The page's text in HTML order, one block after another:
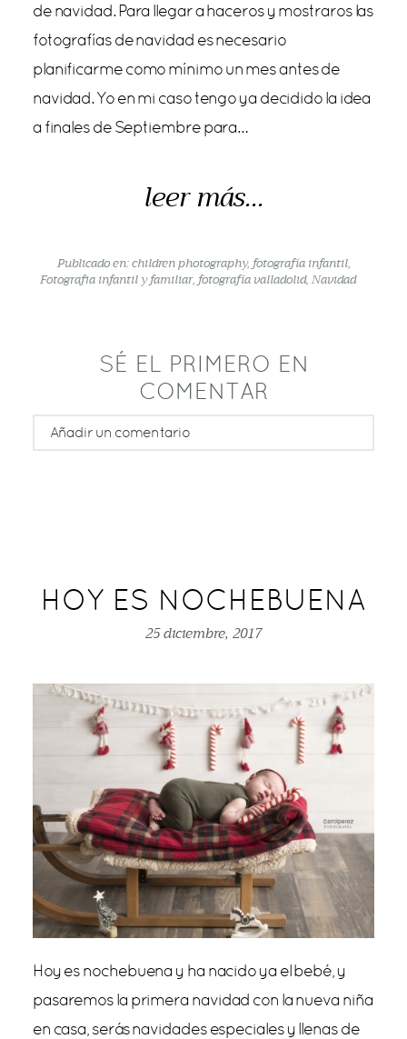
de navidad. Para llegar a haceros y mostraros las
fotografías de navidad es necesario
planificarme como mínimo un mes antes de
navidad. Yo en mi caso tengo ya decidido la idea
a finales de Septiembre para…
leer más...
Publicado en:children photography,fotografía infantil,
Fotografia infantil y familiar,fotografía valladolid,Navidad
SÉ EL PRIMERO EN
COMENTAR
Añadir un comentario
publicar comentario
HOY ES NOCHEBUENA
25 diciembre, 2017
Hoy es nochebuena y ha nacido ya el bebé, y
pasaremos la primera navidad con la nueva niña
en casa, serás navidades especiales y llenas de